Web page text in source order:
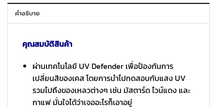
คำอธิบาย
คุณสมบัติสินค้า
ผ่านเทคโนโลยี UV Defender เพื่อป้องกันการ
เปลี่ยนสีของเคส โดยการนำไปทดสอบกับแสง UV
รวมไปถึงของเหลวต่างๆ เช่น มัสตาร์ด ไวน์แดง และ
กาแฟ มั่นใจได้ว่าเจออะไรก็เอาอยู่